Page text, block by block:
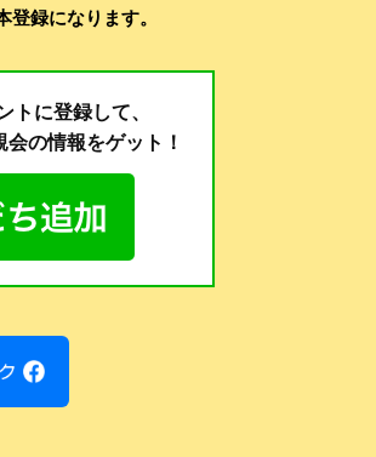
録になります。
トに登録して、
会の情報をゲット！